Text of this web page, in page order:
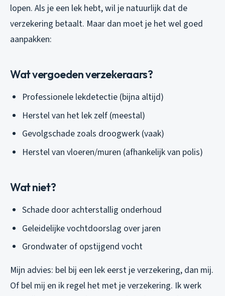
lopen. Als je een lek hebt, wil je natuurlijk dat de
verzekering betaalt. Maar dan moet je het wel goed
aanpakken:
Wat vergoeden verzekeraars?
Professionele lekdetectie (bijna altijd)
Herstel van het lek zelf (meestal)
Gevolgschade zoals droogwerk (vaak)
Herstel van vloeren/muren (afhankelijk van polis)
Wat niet?
Schade door achterstallig onderhoud
Geleidelijke vochtdoorslag over jaren
Grondwater of opstijgend vocht
Mijn advies: bel bij een lek eerst je verzekering, dan mij.
Of bel mij en ik regel het met je verzekering. Ik werk